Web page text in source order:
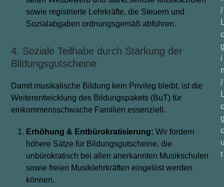
sowie registrierte Lehrkräfte, die Steuern und
Sozialabgaben ordnungsgemäß abführen.
4. Soziale Teilhabe durch Stärkung der
Bildungsgutscheine
Damit musikalische Bildung kein Privileg bleibt, ist die
Weiterentwicklung des Bildungspakets (BuT) für
einkommensschwache Familien essenziell.
Erhöhung & Entbürokratisierung:Wir fordern
höhere Sätze für Bildungsgutscheine, die
unbürokratisch bei allen anerkannten Musikschulen
sowie freien Musiklehrkräften eingelöst werden
können.
/
i
/
t